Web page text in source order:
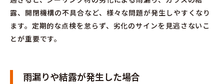
露、開閉機構の不具合など、様々な問題が発生しやすくなり
ます。定期的な点検を怠らず、劣化のサインを見逃さないこ
とが重要です。
雨漏りや結露が発生した場合